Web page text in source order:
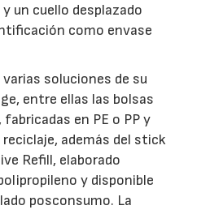
un cuello desplazado
como envase
soluciones de su
entre ellas las bolsas
en PE o PP y
reciclaje, además del stick
Refill, elaborado
y disponible
posconsumo. La